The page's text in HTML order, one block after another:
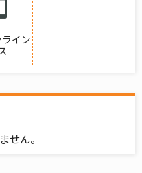
イン
せん。